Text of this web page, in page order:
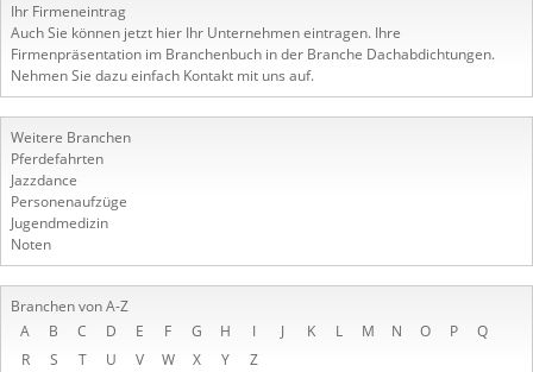
Ihr Firmeneintrag
Auch Sie können jetzt hier Ihr Unternehmen eintragen. Ihre
Firmenpräsentation im Branchenbuch in der Branche Dachabdichtungen.
Nehmen Sie dazu einfach Kontakt mit uns auf.
Weitere Branchen
Pferdefahrten
Jazzdance
Personenaufzüge
Jugendmedizin
Noten
Branchen von A-Z
A
B C D E F G H I J K L M N O P
Q
R
S T U V W X Y Z